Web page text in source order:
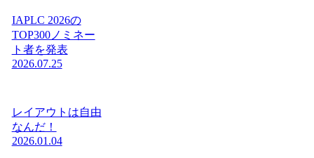
IAPLC 2026の
TOP300ノミネー
ト者を発表
2026.07.25
レイアウトは自由
なんだ！
2026.01.04